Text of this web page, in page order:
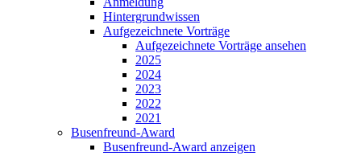
Hintergrundwissen
Aufgezeichnete Vorträge
Aufgezeichnete Vorträge ansehen
2025
2024
2023
2022
2021
Busenfreund-Award
Busenfreund-Award anzeigen